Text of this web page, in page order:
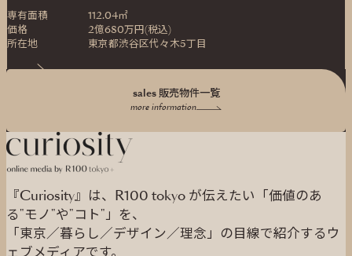
専有面積
112.04㎡
価格
2億680万円(税込)
所在地
東京都渋谷区代々木5丁目
sales 販売物件一覧
more information
『Curiosity』は、R100 tokyo が伝えたい「価値のあ
る"モノ"や"コト"」を、
「東京／暮らし／デザイン／理念」の目線で紹介するウ
ェブメディアです。